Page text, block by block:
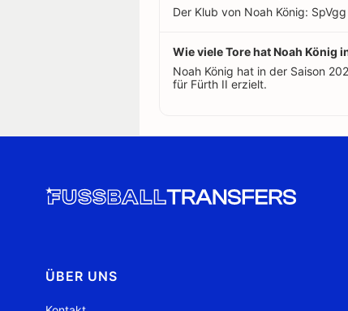
Der Klub von Noah König:
Wie viele Tore hat Noah König
Noah König hat in der Saison
für Fürth II erzielt.
ÜBER UNS